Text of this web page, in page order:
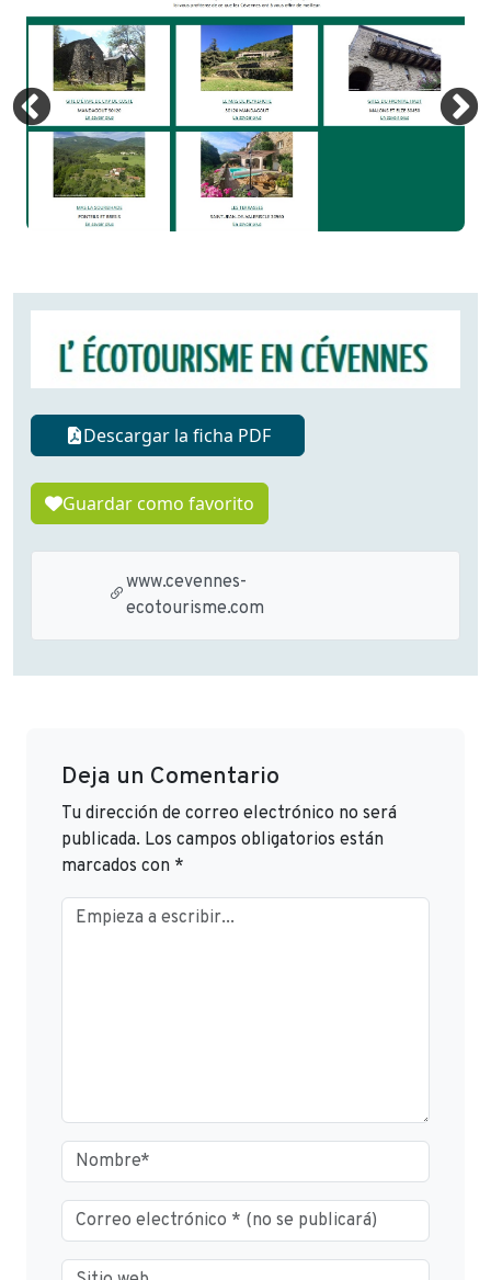
Descargar la ficha PDF
Guardar como favorito
www.cevennes-
ecotourisme.com
Deja un Comentario
Tu dirección de correo electrónico no será
publicada. Los campos obligatorios están
marcados con *